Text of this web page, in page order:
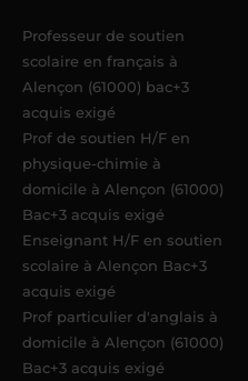
Acadomia.
Professeur de soutien
scolaire en français à
Alençon (61000) bac+3
acquis exigé
Prof de soutien H/F en
physique-chimie à
domicile à Alençon (61000)
Bac+3 acquis exigé
Enseignant H/F en soutien
scolaire à Alençon Bac+3
acquis exigé
Prof particulier d'anglais à
domicile à Alençon (61000)
Bac+3 acquis exigé